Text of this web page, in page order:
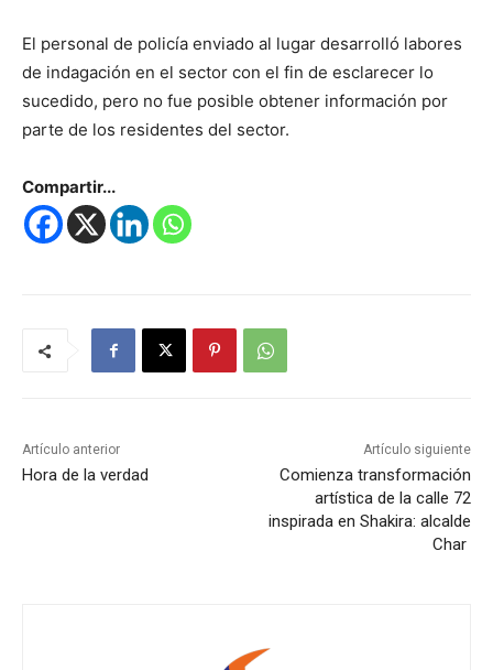
El personal de policía enviado al lugar desarrolló labores
de indagación en el sector con el fin de esclarecer lo
sucedido, pero no fue posible obtener información por
parte de los residentes del sector.
Compartir...
Artículo anterior
Hora de la verdad
Artículo siguiente
Comienza transformación
artística de la calle 72
inspirada en Shakira: alcalde
Char